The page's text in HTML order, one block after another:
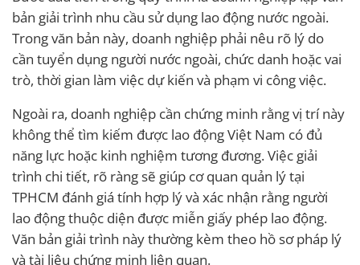
bản giải trình nhu cầu sử dụng lao động nước ngoài.
Trong văn bản này, doanh nghiệp phải nêu rõ lý do
cần tuyển dụng người nước ngoài, chức danh hoặc vai
trò, thời gian làm việc dự kiến và phạm vi công việc.
Ngoài ra, doanh nghiệp cần chứng minh rằng vị trí này
không thể tìm kiếm được lao động Việt Nam có đủ
năng lực hoặc kinh nghiệm tương đương. Việc giải
trình chi tiết, rõ ràng sẽ giúp cơ quan quản lý tại
TPHCM đánh giá tính hợp lý và xác nhận rằng người
lao động thuộc diện được miễn giấy phép lao động.
Văn bản giải trình này thường kèm theo hồ sơ pháp lý
và tài liệu chứng minh liên quan.